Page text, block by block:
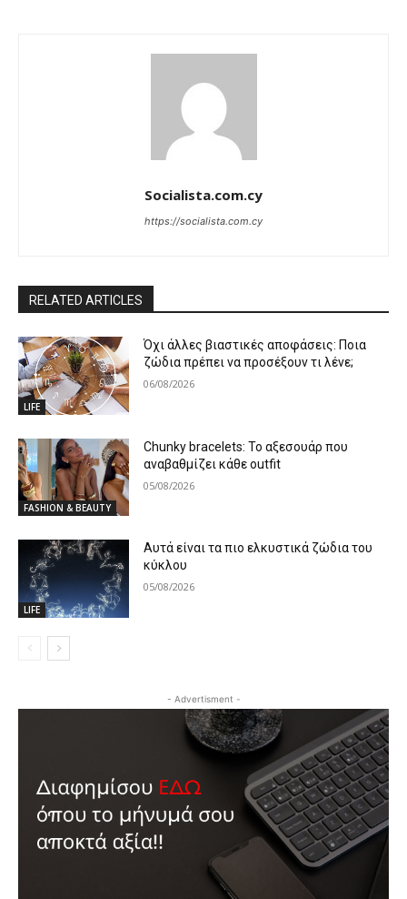
Socialista.com.cy
https://socialista.com.cy
RELATED ARTICLES
LIFE
Όχι άλλες βιαστικές αποφάσεις: Ποια
ζώδια πρέπει να προσέξουν τι λένε;
06/08/2026
FASHION & BEAUTY
Chunky bracelets: Το αξεσουάρ που
αναβαθμίζει κάθε outfit
05/08/2026
LIFE
Αυτά είναι τα πιο ελκυστικά ζώδια του
κύκλου
05/08/2026
- Advertisment -